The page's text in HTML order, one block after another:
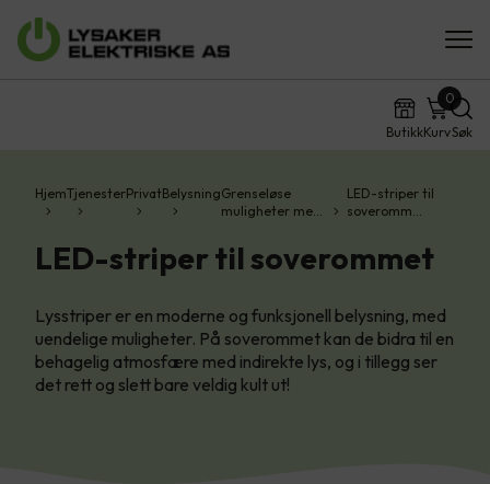
ButikkKurv
0
Søk
HjemTjenesterPrivatBelysningGrenseløse
muligheter me…
LED-striper til
soveromm…
LED-striper til soverommet
Lysstriper er en moderne og funksjonell belysning, med
uendelige muligheter. På soverommet kan de bidra til en
behagelig atmosfære med indirekte lys, og i tillegg ser
det rett og slett bare veldig kult ut!